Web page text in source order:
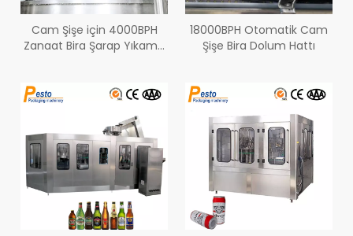
Cam Şişe için 4000BPH
Zanaat Bira Şarap Yıkama
18000BPH Otomatik Cam
Şişe Bira Dolum Hattı